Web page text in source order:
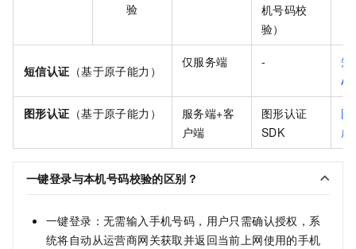
机号码校
验）
验
短信认证 （基于原子能力）
仅服务端 -
短
图形认证 （基于原子能力）
服务端+客
户端
图形认证
SDK
图
成
一键登录与本机号码校验的区别？
一键登录：无需输入手机号码，用户只需确认授权，系
统将自动从运营商网关获取并返回当前上网使用的手机